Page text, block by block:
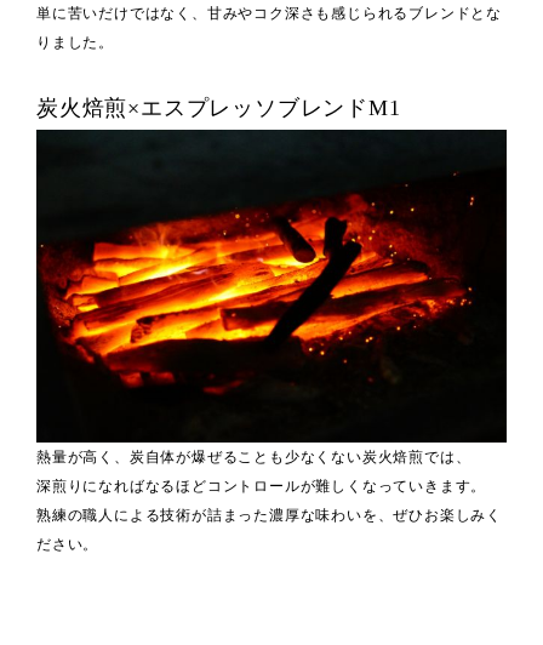
単に苦いだけではなく、甘みやコク深さも感じられるブレンドとな
りました。
炭火焙煎×エスプレッソブレンドM1
熱量が高く、炭自体が爆ぜることも少なくない炭火焙煎では、
深煎りになればなるほどコントロールが難しくなっていきます。
熟練の職人による技術が詰まった濃厚な味わいを、ぜひお楽しみく
ださい。